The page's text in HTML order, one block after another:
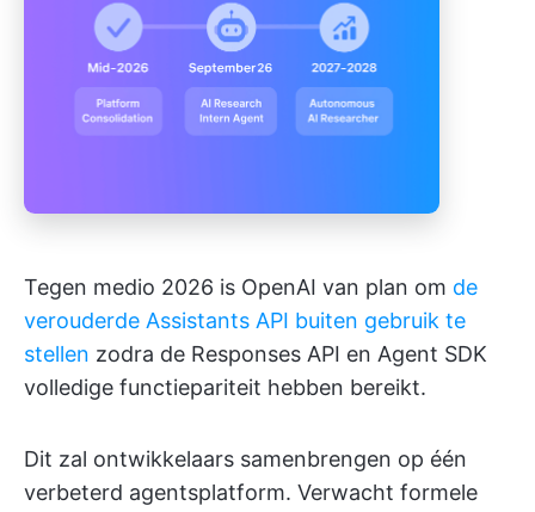
Tegen medio 2026 is OpenAI van plan om de
verouderde Assistants API buiten gebruik te
stellen zodra de Responses API en Agent SDK
volledige functiepariteit hebben bereikt.
Dit zal ontwikkelaars samenbrengen op één
verbeterd agentsplatform. Verwacht formele